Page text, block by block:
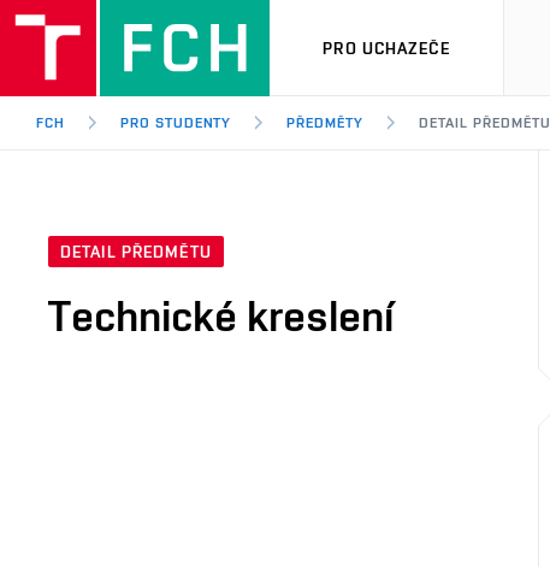
PRO UCHAZEČE
FCH PRO STUDENTY PŘEDMĚTY DETAIL PŘEDMĚTU
DETAIL PŘEDMĚTU
Technické kreslení